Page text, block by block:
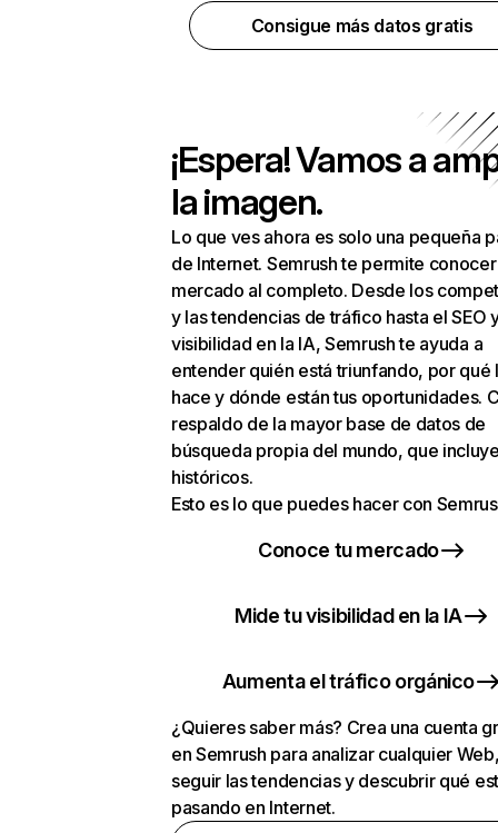
Consigue más datos gratis
¡Espera! Vamos a
la imagen.
Lo que ves ahora es solo una pequeña
de Internet. Semrush te permite
mercado al completo. Desde los
y las tendencias de tráfico hasta el SEO
visibilidad en la IA, Semrush te ayuda a
entender quién está triunfando, por qué
hace y dónde están tus oportunidades.
respaldo de la mayor base de datos de
búsqueda propia del mundo, que
históricos.
Esto es lo que puedes hacer con
Conoce tu mercado
Mide tu visibilidad en la IA
Aumenta el tráfico orgánico
¿Quieres saber más? Crea una cuenta
en Semrush para analizar cualquier
seguir las tendencias y descubrir qué
pasando en Internet.